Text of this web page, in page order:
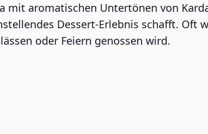
mit aromatischen Untertönen von
Dessert-Erlebnis schafft.
oder Feiern genossen wird.